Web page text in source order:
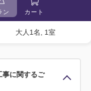
ン カート
大人1名, 1室
事に関するご